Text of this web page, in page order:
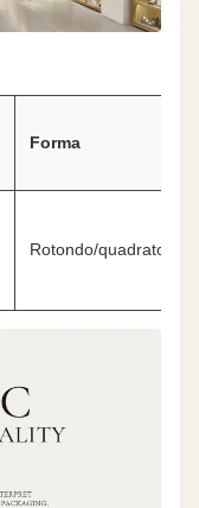
Forma
Rotondo/quadrato